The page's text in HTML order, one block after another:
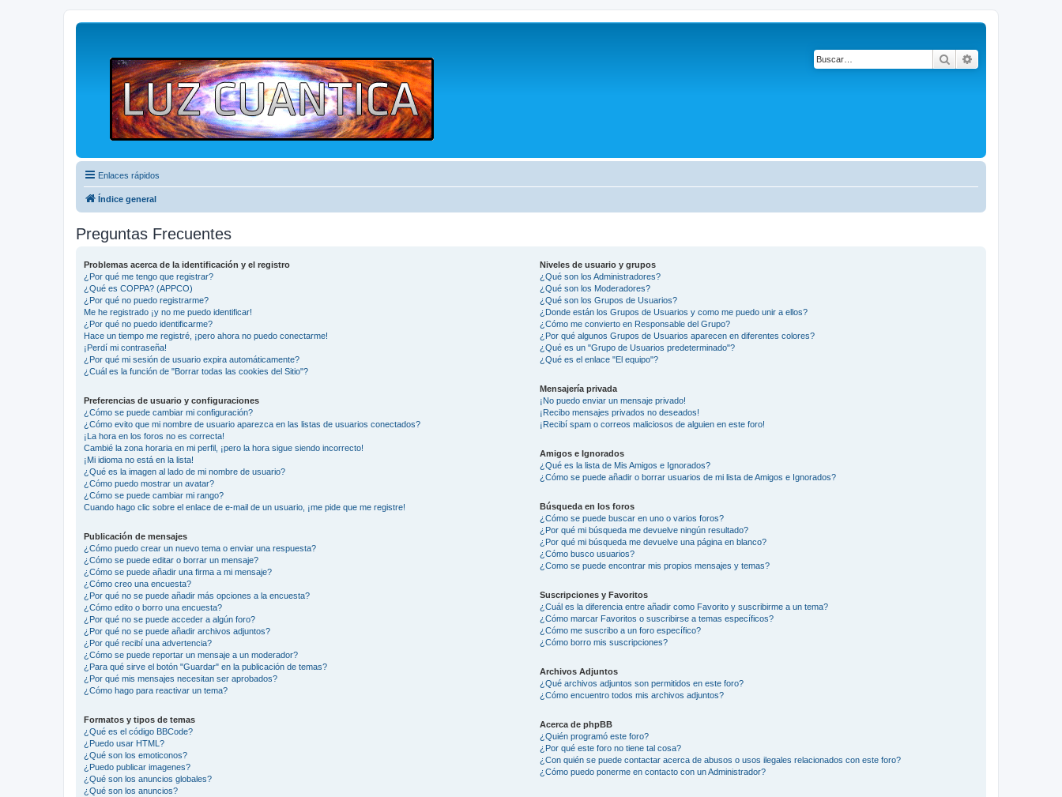
Buscar
Enlaces rápidos
Índice general
Preguntas Frecuentes
Problemas acerca de la identificación y el registro
¿Por qué me tengo que registrar?
¿Qué es COPPA? (APPCO)
¿Por qué no puedo registrarme?
Me he registrado ¡y no me puedo identificar!
¿Por qué no puedo identificarme?
Hace un tiempo me registré, ¡pero ahora no puedo conectarme!
¡Perdí mi contraseña!
¿Por qué mi sesión de usuario expira automáticamente?
¿Cuál es la función de "Borrar todas las cookies del Sitio"?
Preferencias de usuario y configuraciones
¿Cómo se puede cambiar mi configuración?
¿Cómo evito que mi nombre de usuario aparezca en las listas de usuarios conectados?
¡La hora en los foros no es correcta!
Cambié la zona horaria en mi perfil, ¡pero la hora sigue siendo incorrecto!
¡Mi idioma no está en la lista!
¿Qué es la imagen al lado de mi nombre de usuario?
¿Cómo puedo mostrar un avatar?
¿Cómo se puede cambiar mi rango?
Cuando hago clic sobre el enlace de e-mail de un usuario, ¡me pide que me registre!
Publicación de mensajes
¿Cómo puedo crear un nuevo tema o enviar una respuesta?
¿Cómo se puede editar o borrar un mensaje?
¿Cómo se puede añadir una firma a mi mensaje?
¿Cómo creo una encuesta?
¿Por qué no se puede añadir más opciones a la encuesta?
¿Cómo edito o borro una encuesta?
¿Por qué no se puede acceder a algún foro?
¿Por qué no se puede añadir archivos adjuntos?
¿Por qué recibí una advertencia?
¿Cómo se puede reportar un mensaje a un moderador?
¿Para qué sirve el botón "Guardar" en la publicación de temas?
¿Por qué mis mensajes necesitan ser aprobados?
¿Cómo hago para reactivar un tema?
Formatos y tipos de temas
¿Qué es el código BBCode?
¿Puedo usar HTML?
¿Qué son los emoticonos?
¿Puedo publicar imagenes?
¿Qué son los anuncios globales?
¿Qué son los anuncios?
Niveles de usuario y grupos
¿Qué son los Administradores?
¿Qué son los Moderadores?
¿Qué son los Grupos de Usuarios?
¿Donde están los Grupos de Usuarios y como me puedo unir a ellos?
¿Cómo me convierto en Responsable del Grupo?
¿Por qué algunos Grupos de Usuarios aparecen en diferentes colores?
¿Qué es un "Grupo de Usuarios predeterminado"?
¿Qué es el enlace "El equipo"?
Mensajería privada
¡No puedo enviar un mensaje privado!
¡Recibo mensajes privados no deseados!
¡Recibí spam o correos maliciosos de alguien en este foro!
Amigos e Ignorados
¿Qué es la lista de Mis Amigos e Ignorados?
¿Cómo se puede añadir o borrar usuarios de mi lista de Amigos e Ignorados?
Búsqueda en los foros
¿Cómo se puede buscar en uno o varios foros?
¿Por qué mi búsqueda me devuelve ningún resultado?
¿Por qué mi búsqueda me devuelve una página en blanco?
¿Cómo busco usuarios?
¿Como se puede encontrar mis propios mensajes y temas?
Suscripciones y Favoritos
¿Cuál es la diferencia entre añadir como Favorito y suscribirme a un tema?
¿Cómo marcar Favoritos o suscribirse a temas específicos?
¿Cómo me suscribo a un foro específico?
¿Cómo borro mis suscripciones?
Archivos Adjuntos
¿Qué archivos adjuntos son permitidos en este foro?
¿Cómo encuentro todos mis archivos adjuntos?
Acerca de phpBB
¿Quién programó este foro?
¿Por qué este foro no tiene tal cosa?
¿Con quién se puede contactar acerca de abusos o usos ilegales relacionados con este foro?
¿Cómo puedo ponerme en contacto con un Administrador?